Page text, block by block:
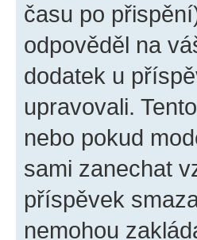
času po
odpověděl na
dodatek u
upravovali.
nebo pokud
sami zanechat
příspěvek
nemohou